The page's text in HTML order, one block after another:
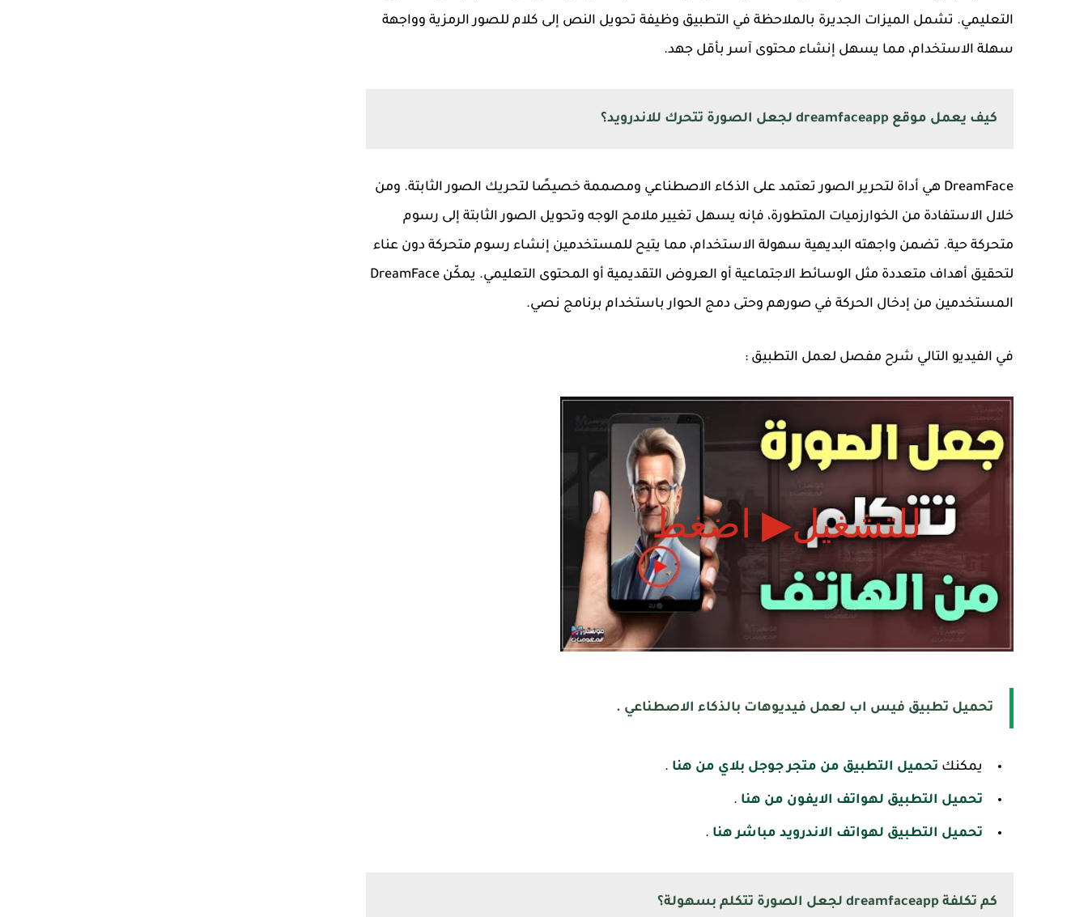
التعليمي. تشمل الميزات الجديرة بالملاحظة في التطبيق وظيفة تحويل النص إلى كلام للصور الرمزية وواجهة
سهلة الاستخدام، مما يسهل إنشاء محتوى آسر بأقل جهد.
كيف يعمل موقع dreamfaceapp لجعل الصورة تتحرك للاندرويد؟
DreamFace هي أداة لتحرير الصور تعتمد على الذكاء الاصطناعي ومصممة خصيصًا لتحريك الصور الثابتة. ومن
خلال الاستفادة من الخوارزميات المتطورة، فإنه يسهل تغيير ملامح الوجه وتحويل الصور الثابتة إلى رسوم
متحركة حية. تضمن واجهته البديهية سهولة الاستخدام، مما يتيح للمستخدمين إنشاء رسوم متحركة دون عناء
لتحقيق أهداف متعددة مثل الوسائط الاجتماعية أو العروض التقديمية أو المحتوى التعليمي. يمكّن DreamFace
المستخدمين من إدخال الحركة في صورهم وحتى دمج الحوار باستخدام برنامج نصي.
في الفيديو التالي شرح مفصل لعمل التطبيق :
تحميل تطبيق فيس اب لعمل فيديوهات بالذكاء الاصطناعي .
يمكنك تحميل التطبيق من متجر جوجل بلاي من هنا .
تحميل التطبيق لهواتف الايفون من هنا .
تحميل التطبيق لهواتف الاندرويد مباشر هنا .
كم تكلفة dreamfaceapp لجعل الصورة تتكلم بسهولة؟